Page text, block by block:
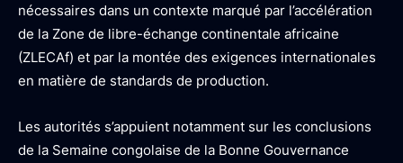
nécessaires dans un contexte marqué par l’accélération
de la Zone de libre-échange continentale africaine
(ZLECAf) et par la montée des exigences internationales
en matière de standards de production.
Les autorités s’appuient notamment sur les conclusions
de la Semaine congolaise de la Bonne Gouvernance